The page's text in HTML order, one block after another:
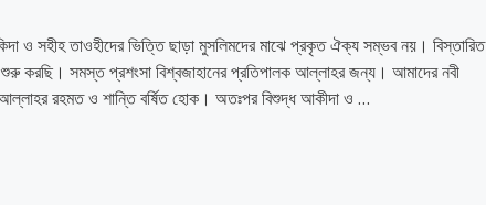
ও সহীহ তাওহীদের ভিত্তি ছাড়া মুসলিমদের মাঝে প্রকৃত ঐক্য সম্ভব নয়। বিস্তারিত
করছি। সমস্ত প্রশংসা বিশ্বজাহানের প্রতিপালক আল্লাহর জন্য। আমাদের নবী
আল্লাহর রহমত ও শান্তি বর্ষিত হোক। অতঃপর বিশুদ্ধ আকীদা ও …